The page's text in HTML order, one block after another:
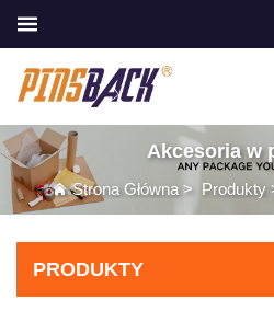
Akcesoria w
Strona Główna > Produkty
PRODUKTY